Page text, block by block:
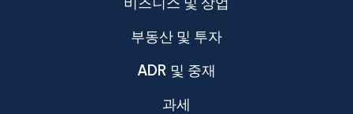
부동산 및 투자
ADR 및 중재
과세